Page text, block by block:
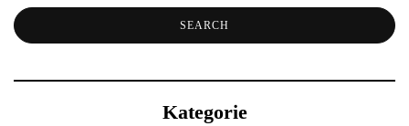
Kategorie